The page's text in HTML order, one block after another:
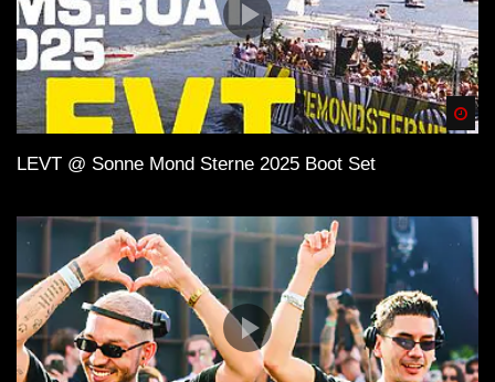
LEVT @ Sonne Mond Sterne 2025 Boot Set